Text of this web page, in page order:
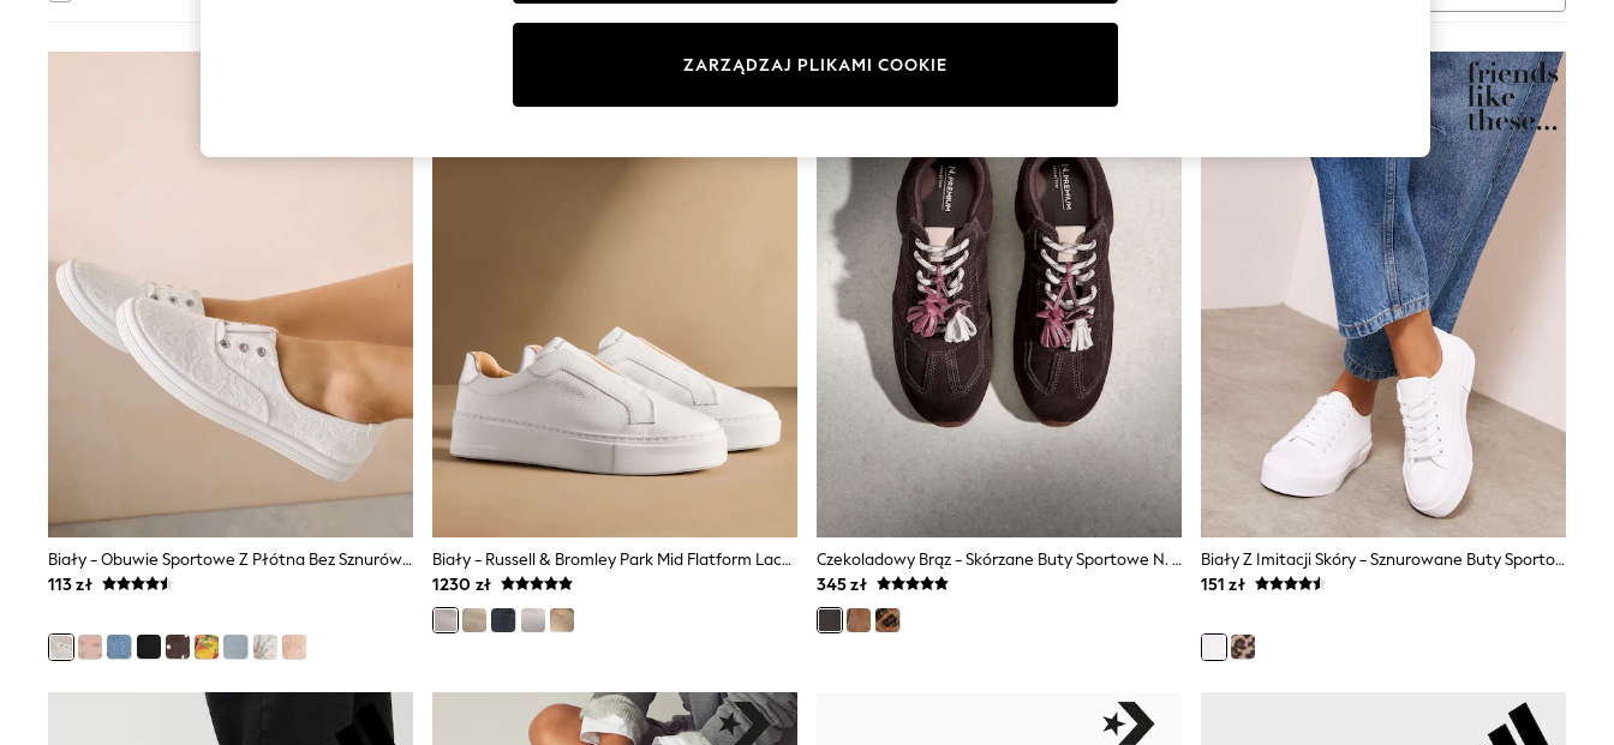
Men's Holiday Shop
Shirts
Shorts
Sunglasses
T-Shirts
Vests
Boys Holiday Shop
All swimwear
Ponchos & Toweling sets
Sandals & Sliders
Shirts
Shorts
Sunglasses
Swimshorts
Tops & T-Shirts
Girls Holiday Shop
All swimwear
Beach Dresses & Kaftans
Biały - Obuwie Sportowe Z Płótna Bez Sznurówek
113 zł
Biały - Russell & Bromley Park Mid Flatform Laceless Trainers
1230 zł
Czekoladowy Brąz - Skórzane Buty Sportowe N. Premium Ze Sznurowaniem, Wąską Podeszwą I Ozdobną Zawieszką
345 zł
Biały Z Imitacji Skóry - Sznurowane Buty Sportowe Na Platformie Friends Like These W Swobodnym Stylu Z Niską Cholewką
151 zł
ZARZĄDZAJ PLIKAMI COOKIE